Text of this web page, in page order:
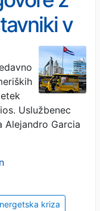
v
Uslužbenec
Alejandro Garcia
kriza